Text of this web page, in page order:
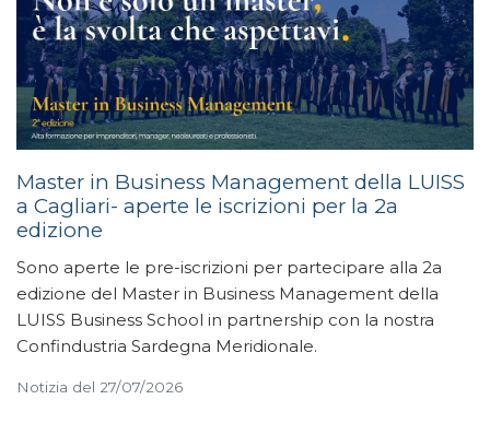
Master in Business Management della LUISS
a Cagliari- aperte le iscrizioni per la 2a
edizione
Sono aperte le pre-iscrizioni per partecipare alla 2a
edizione del Master in Business Management della
LUISS Business School in partnership con la nostra
Confindustria Sardegna Meridionale.
Notizia del 27/07/2026